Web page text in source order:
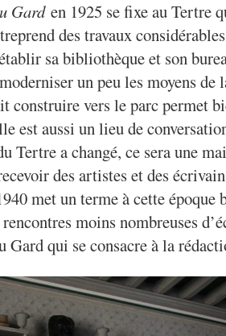
Garden 1925 se fixe au Tertre
des travaux
sa bibliothèque et son
un peu les moyens
construire vers le parc permet
est aussi un lieu de
Tertre a changé, ce sera une
des artistes et des
met un terme à cette
rencontres moins nombreuses
Gard qui se consacre à la